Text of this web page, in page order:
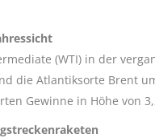
(WTI) in der
die Atlantiksorte Brent
Gewinne in Höhe von